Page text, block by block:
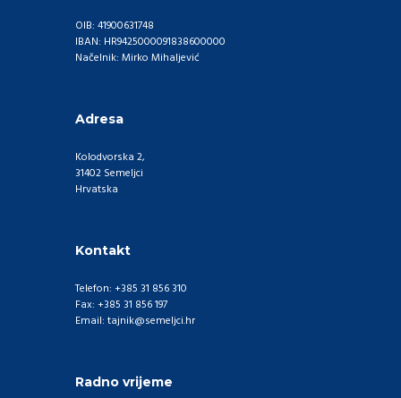
OIB: 41900631748
IBAN: HR9425000091838600000
Načelnik: Mirko Mihaljević
Adresa
Kolodvorska 2,
31402 Semeljci
Hrvatska
Kontakt
Telefon: +385 31 856 310
Fax: +385 31 856 197
Email: tajnik@semeljci.hr
Radno vrijeme